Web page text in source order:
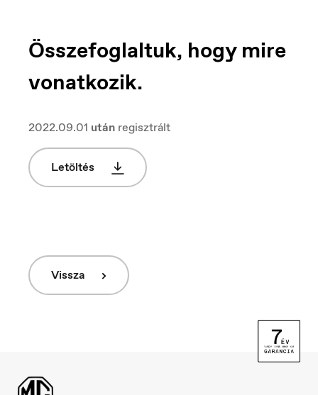
English
Français
Hungary
Ísland
Íslenska
Összefoglaltuk, hogy mire
vonatkozik.
2022.09.01 után regisztrált
Letöltés
Vissza